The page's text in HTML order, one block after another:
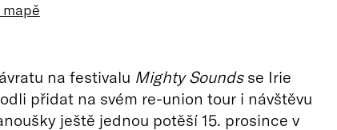
na festivalu Mighty Soundsse Irie
přidat na svém re-union tour i návštěvu
ještě jednou potěší 15. prosince v